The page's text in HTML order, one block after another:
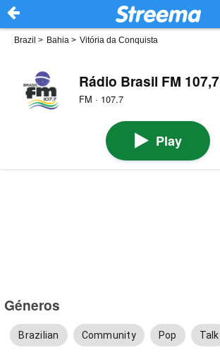
Brazil > Bahia > Vitória da Conquista
Rádio Brasil FM 107,7
FM · 107.7
Play
Géneros
Brazilian Community Pop Talk